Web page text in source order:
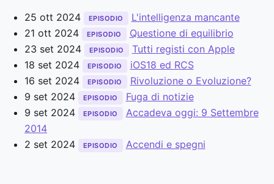
25 ott 2024 EPISODIO
L'intelligenza mancante
21 ott 2024
EPISODIO
Questione di equilibrio
23 set 2024
EPISODIO
Tutti registi con Apple
18 set 2024
EPISODIO
iOS18 ed RCS
16 set 2024
EPISODIO
Rivoluzione o Evoluzione?
9 set 2024
EPISODIO
Fuga di notizie
9 set 2024
EPISODIO
Accadeva oggi: 9 Settembre
2014
2 set 2024
EPISODIO Accendi e spegni